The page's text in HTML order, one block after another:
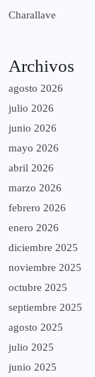
Charallave
Archivos
agosto 2026
julio 2026
junio 2026
mayo 2026
abril 2026
marzo 2026
febrero 2026
enero 2026
diciembre 2025
noviembre 2025
octubre 2025
septiembre 2025
agosto 2025
julio 2025
junio 2025